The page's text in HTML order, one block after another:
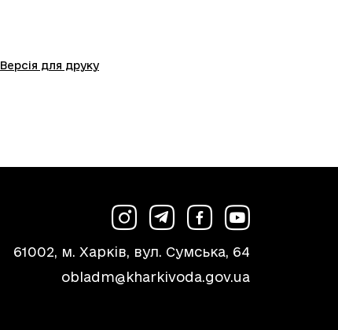
Версія для друку
61002, м. Харків, вул. Сумська, 64
obladm@kharkivoda.gov.ua